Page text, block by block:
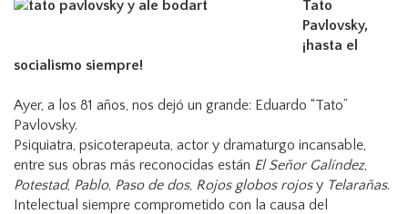
Tato
Pavlovsky,
¡hasta el
socialismo siempre!
Ayer, a los 81 años, nos dejó un grande: Eduardo “Tato”
Pavlovsky.
Psiquiatra, psicoterapeuta, actor y dramaturgo incansable,
entre sus obras más reconocidas están El Señor Galíndez,
Potestad, Pablo, Paso de dos, Rojos globos rojosy Telarañas.
Intelectual siempre comprometido con la causa del